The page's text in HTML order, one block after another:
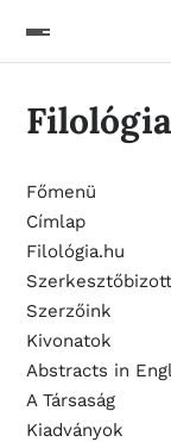
Főmenü
Címlap
Filológia.hu
Szerzőink
Kivonatok
Abstracts in
A Társaság
Kiadványok